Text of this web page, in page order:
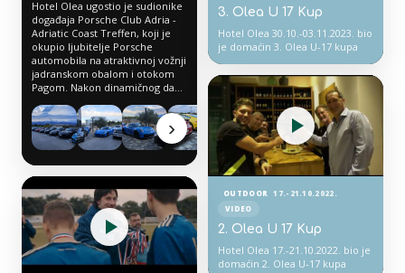
Hotel Olea ugostio je sudionike
događaja Porsche Club Adria -
Adriatic Coast Treffen, koji je
okupio ljubitelje Porsche
automobila na atraktivnoj vožnji
jadranskom obalom i otokom
Pagom. Nakon dinamičnog dana
opuštanja, druženja i uživanja u
posebnom otočnom ambijentu.
›
3. Olea U 17 Kup
Hotel Olea 30.10.-03.11.2023. bio
je domaćin 3. Olea U-17 kupa
OUTDOOR 17.-21.10.2022.
VIDEO
2. Olea U 17 Kup
Hotel Olea 17.-21.10.2022. bio je
domaćin 2. Olea U-17 kupa